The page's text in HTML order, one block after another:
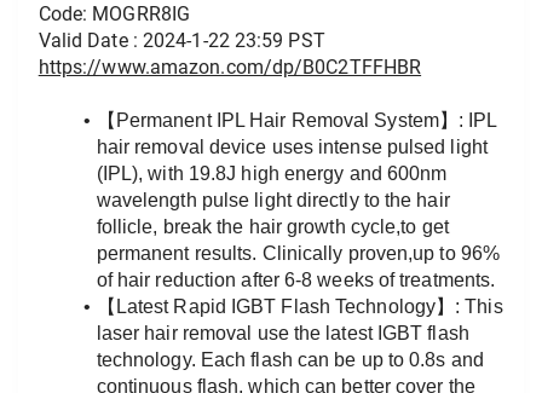
Code: MOGRR8IG
Valid Date : 2024-1-22 23:59 PST
https://www.amazon.com/dp/B0C2TFFHBR
【Permanent IPL Hair Removal System】: IPL
hair removal device uses intense pulsed light
(IPL), with 19.8J high energy and 600nm
wavelength pulse light directly to the hair
follicle, break the hair growth cycle,to get
permanent results. Clinically proven,up to 96%
of hair reduction after 6-8 weeks of treatments.
【Latest Rapid IGBT Flash Technology】: This
laser hair removal use the latest IGBT flash
technology. Each flash can be up to 0.8s and
continuous flash, which can better cover the